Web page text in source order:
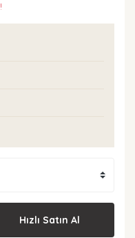
Hızlı Satın Al